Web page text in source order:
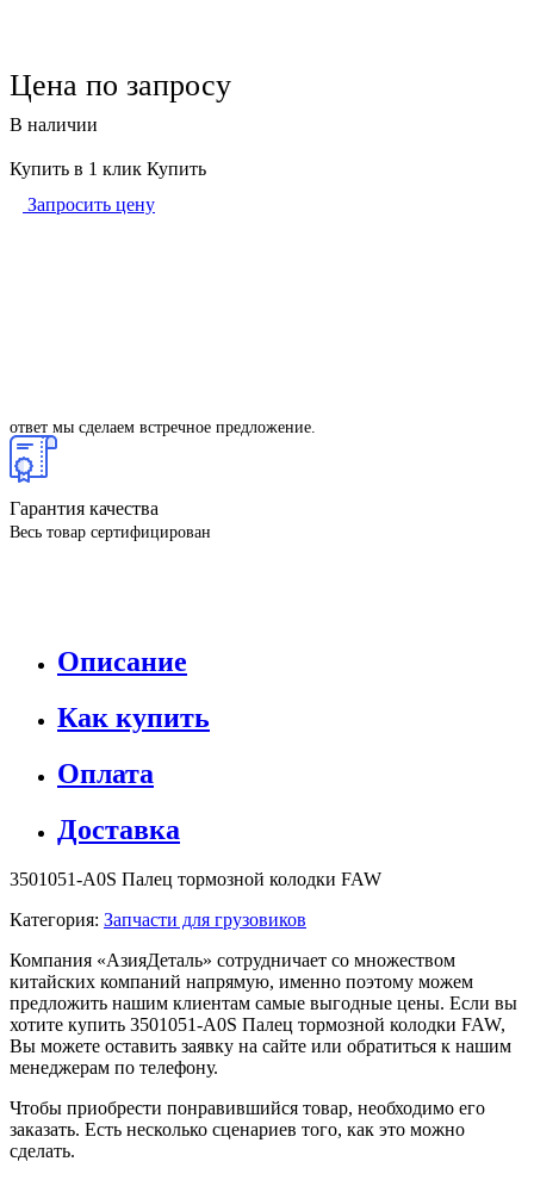
Цена по запросу
В наличии
Купить в 1 клик Купить
Запросить цену
ответ мы сделаем встречное предложение.
Гарантия качества
Весь товар сертифицирован
Описание
Как купить
Оплата
Доставка
3501051-A0S Палец тормозной колодки FAW
Категория: Запчасти для грузовиков
Компания «АзияДеталь» сотрудничает со множеством
китайских компаний напрямую, именно поэтому можем
предложить нашим клиентам самые выгодные цены. Если вы
хотите купить 3501051-A0S Палец тормозной колодки FAW,
Вы можете оставить заявку на сайте или обратиться к нашим
менеджерам по телефону.
Чтобы приобрести понравившийся товар, необходимо его
заказать. Есть несколько сценариев того, как это можно
сделать.